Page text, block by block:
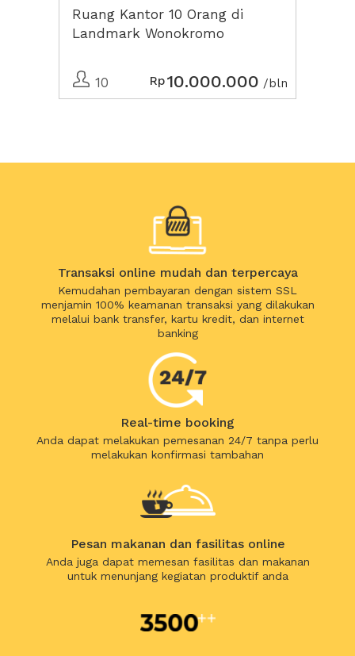
Ruang Kantor 10 Orang di
Landmark Wonokromo
10
Rp10.000.000 /bln
Transaksi online mudah dan terpercaya
Kemudahan pembayaran dengan sistem SSL
menjamin 100% keamanan transaksi yang dilakukan
melalui bank transfer, kartu kredit, dan internet
banking
Real-time booking
Anda dapat melakukan pemesanan 24/7 tanpa perlu
melakukan konfirmasi tambahan
Pesan makanan dan fasilitas online
Anda juga dapat memesan fasilitas dan makanan
untuk menunjang kegiatan produktif anda